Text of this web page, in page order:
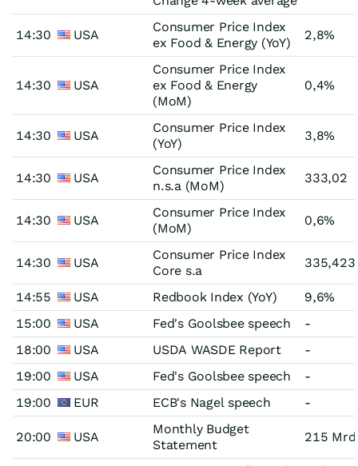
14:30 USA
Consumer Price Index
ex Food & Energy (YoY)
2,8%
14:30 USA
Consumer Price Index
ex Food & Energy
(MoM)
0,4%
14:30 USA
Consumer Price Index
(YoY)
3,8%
14:30 USA
Consumer Price Index
n.s.a (MoM)
333,02
14:30 USA
Consumer Price Index
(MoM)
0,6%
14:30 USA
Consumer Price Index
Core s.a
335,423
14:55 USA Redbook Index (YoY)
9,6%
15:00
USA Fed's Goolsbee speech
-
18:00
USA USDA WASDE Report
-
19:00
USA Fed's Goolsbee speech
-
19:00
EUR ECB's Nagel speech -
20:00 USA
Monthly Budget
Statement
215